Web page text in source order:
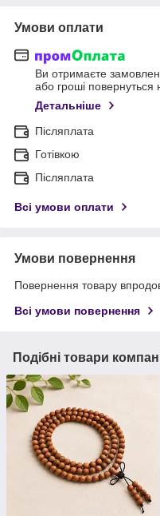
Умови оплати
Ви отримаєте
або гроші повернуться
Детальніше
Післяплата
Готівкою
Післяплата
Всі умови оплати
Умови повернення
Повернення товару
Всі умови повернення
Подібні товари